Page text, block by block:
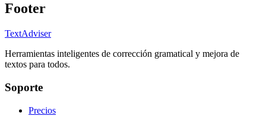
Footer
TextAdviser
Herramientas inteligentes de corrección gramatical y mejora de
textos para todos.
Soporte
Precios